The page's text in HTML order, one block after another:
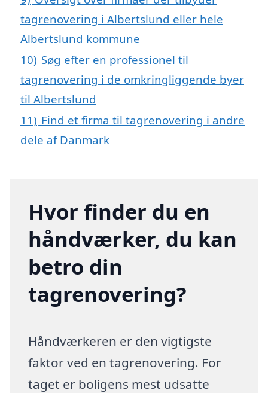
tagrenovering i Albertslund eller hele
Albertslund kommune
10) Søg efter en professionel til
tagrenovering i de omkringliggende byer
til Albertslund
11) Find et firma til tagrenovering i andre
dele af Danmark
Hvor finder du en
håndværker, du kan
betro din
tagrenovering?
Håndværkeren er den vigtigste
faktor ved en tagrenovering. For
taget er boligens mest udsatte